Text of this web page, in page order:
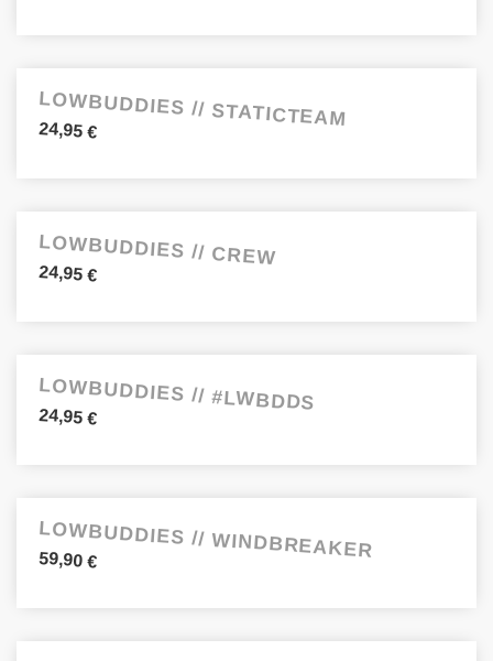
LOWBUDDIES // STATICTEAM
24,95€
LOWBUDDIES // CREW
24,95€
LOWBUDDIES // #LWBDDS
24,95€
LOWBUDDIES // WINDBREAKER
59,90€